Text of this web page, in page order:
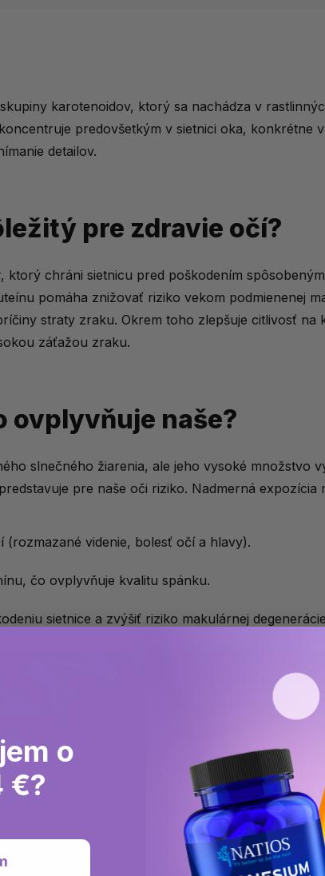
očí?
svetlom?
očí?
digitálnej dobe
zraku?
karotenoidov, ktorý sa nachádza v
predovšetkým v sietnici oka, konkrétne
detailov.
pre zdravie očí?
ktorý chráni sietnicu pred poškodením
pomáha znižovať riziko vekom podmienenej
straty zraku. Okrem toho zlepšuje citlivosť na
záťažou zraku.
ovplyvňuje naše?
slnečného žiarenia, ale jeho vysoké množstvo
pre naše oči riziko. Nadmerná expozícia
(rozmazané videnie, bolesť očí a hlavy).
čo ovplyvňuje kvalitu spánku.
sietnice a zvýšiť riziko makulárnej
o
€?